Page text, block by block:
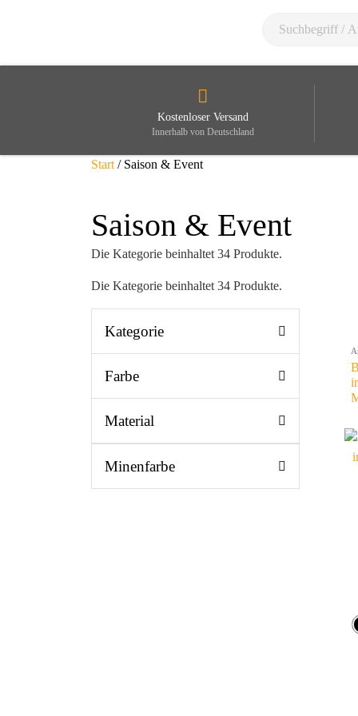
Kostenloser Versand
Innerhalb von Deutschland
Start / Saison & Event
Saison & Event
Die Kategorie beinhaltet 34 Produkte.
Die Kategorie beinhaltet 34 Produkte.
Kategorie
Farbe
Material
Minenfarbe